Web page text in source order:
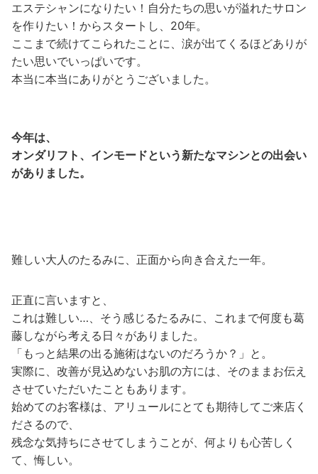
エステシャンになりたい！自分たちの思いが溢れたサロン
を作りたい！からスタートし、20年。
ここまで続けてこられたことに、涙が出てくるほどありが
たい思いでいっぱいです。
本当に本当にありがとうございました。
今年は、
オンダリフト、インモードという新たなマシンとの出会い
がありました。
難しい大人のたるみに、正面から向き合えた一年。
正直に言いますと、
これは難しい…、そう感じるたるみに、これまで何度も葛
藤しながら考える日々がありました。
「もっと結果の出る施術はないのだろうか？」と。
実際に、改善が見込めないお肌の方には、そのままお伝え
させていただいたこともあります。
始めてのお客様は、アリュールにとても期待してご来店く
ださるので、
残念な気持ちにさせてしまうことが、何よりも心苦しく
て、悔しい。